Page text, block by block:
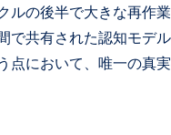
の後半で大きな再作
共有された認知モデ
において、唯一の真実